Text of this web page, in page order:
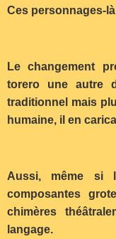
Ces personnages-
Le changement
torero une autre
traditionnel mais
humaine, il en
Aussi, même si
composantes
chimères
langage.